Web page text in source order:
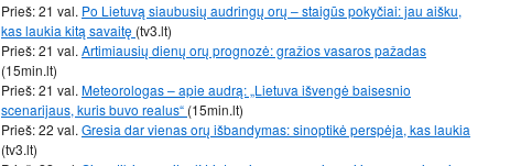
Prieš: 21 val. Po Lietuvą siaubusių audringų orų – staigūs pokyčiai: jau aišku,
kas laukia kitą savaitę (tv3.lt)
Prieš: 21 val. Artimiausių dienų orų prognozė: gražios vasaros pažadas
(15min.lt)
Prieš: 21 val. Meteorologas – apie audrą: „Lietuva išvengė baisesnio
scenarijaus, kuris buvo realus“ (15min.lt)
Prieš: 22 val. Gresia dar vienas orų išbandymas: sinoptikė perspėja, kas laukia
(tv3.lt)